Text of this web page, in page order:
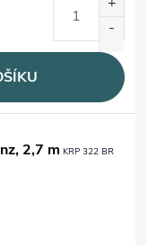
2,7 m KRP 322 BR